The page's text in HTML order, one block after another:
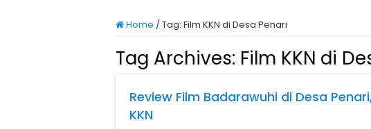
Home /Tag: Film KKN di Desa Penari
Tag Archives: Film KKN di
Review Film Badarawuhi di Desa
KKN